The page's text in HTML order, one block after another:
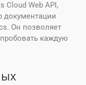
Cloud Web API,
документации
Он позволяет
каждую